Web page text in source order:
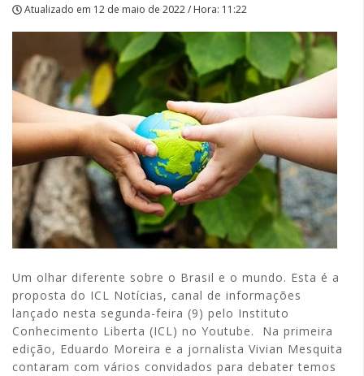
Atualizado em 12 de maio de 2022 / Hora: 11:22
Um olhar diferente sobre o Brasil e o mundo. Esta é a
proposta do ICL Notícias, canal de informações
lançado nesta segunda-feira (9) pelo Instituto
Conhecimento Liberta (ICL) no Youtube. Na primeira
edição, Eduardo Moreira e a jornalista Vivian Mesquita
contaram com vários convidados para debater temos